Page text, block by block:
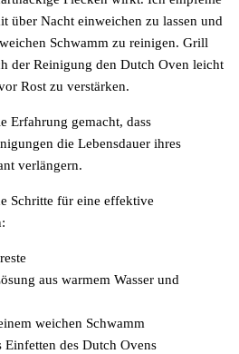
über Nacht einweichen zu lassen und
Schwamm zu reinigen. Grill
der Reinigung den Dutch Oven leicht
Rost zu verstärken.
Erfahrung gemacht, dass
die Lebensdauer ihres
verlängern.
Schritte für eine effektive
aus warmem Wasser und
weichen Schwamm
des Dutch Ovens